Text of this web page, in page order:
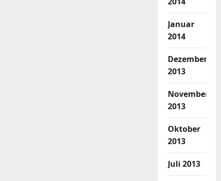
Januar
2014
Dezember
2013
November
2013
Oktober
2013
Juli 2013